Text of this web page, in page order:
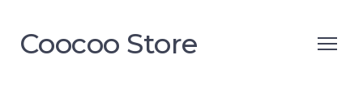
Coocoo Store